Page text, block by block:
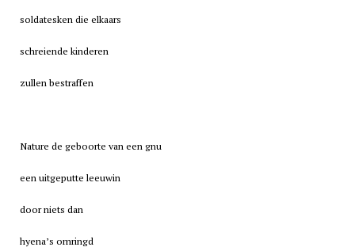
soldatesken die elkaars
schreiende kinderen
zullen bestraffen
Nature de geboorte van een gnu
een uitgeputte leeuwin
door niets dan
hyena’s omringd